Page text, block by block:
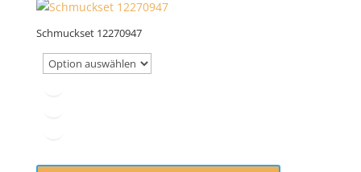
Schmuckset 12270947